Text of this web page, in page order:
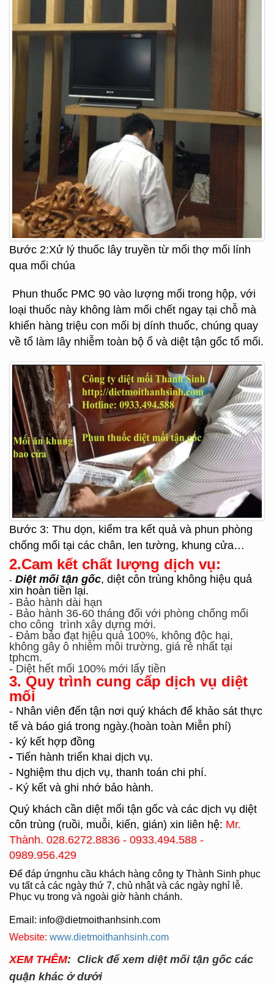
Bước 2:Xử lý thuốc lây truyền từ mối thợ mối lính
qua mối chúa
Phun thuốc PMC 90 vào lượng mối trong hộp, với
loại thuốc này không làm mối chết ngay tại chỗ mà
khiến hàng triệu con mối bị dính thuốc, chúng quay
về tổ làm lây nhiễm toàn bộ ổ và diệt tận gốc tổ mối.
Bước 3: Thu dọn, kiểm tra kết quả và phun phòng
chống mối tại các chân, len tường, khung cửa…
2.Cam kết chất lượng dịch vụ:
- Diệt mối tận gốc, diệt côn trùng không hiệu quả
xin hoàn tiền lại.
- Bảo hành dài hạn
- Bảo hành 36-60 tháng đối với phòng chống mối
cho công trình xây dựng mới.
- Đảm bảo đạt hiệu quả 100%, không độc hại,
không gây ô nhiễm môi trường, giá rẻ nhất tại
tphcm.
- Diệt hết mối 100% mới lấy tiền
3. Quy trình cung cấp dịch vụ diệt
mối
- Nhân viên đến tận nơi quý khách để khảo sát thực
tế và báo giá trong ngày.(hoàn toàn Miễn phí)
- ký kết hợp đồng
- Tiến hành triển khai dịch vụ.
- Nghiệm thu dịch vụ, thanh toán chi phí.
- Ký kết và ghi nhớ bảo hành.
Quý khách cần diệt mối tận gốc và các dịch vụ diệt
côn trùng (ruồi, muỗi, kiến, gián) xin liên hệ: Mr.
Thành. 028.6272.8836 - 0933.494.588 -
0989.956.429
Để đáp ứngnhu cầu khách hàng công ty Thành Sinh phục
vụ tất cả các ngày thứ 7, chủ nhật và các ngày nghỉ lễ.
Phục vụ trong và ngoài giờ hành chánh.
Email: info@dietmoithanhsinh.com
Website: www.dietmoithanhsinh.com
XEM THÊM: Click để xem diệt mối tận gốc các
quận khác ở dưới